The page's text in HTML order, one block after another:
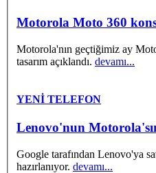
Motorola Moto 360
Motorola'nın geçtiğimiz ay
tasarım açıklandı. devamı...
YENİ TELEFON
Lenovo'nun
Google tarafından Lenovo'ya
hazırlanıyor. devamı...